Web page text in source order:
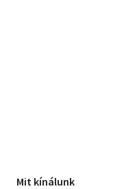
Mit kínálunk